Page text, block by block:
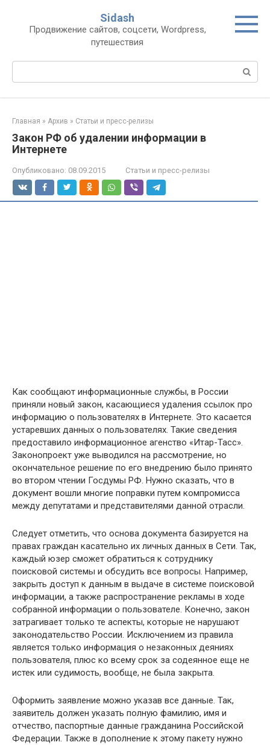
контенту
Sidash
Продвижение сайтов, соцсети, Wordpress,
путешествия
Главная » Архив » Статьи и пресс-релизы
Закон РФ об удалении информации в
Интернете
Опубликовано: 08.09.2015 Статьи и пресс-релизы
Как сообщают информационные службы, в России
приняли новый закон, касающиеся удаления ссылок про
информацию о пользователях в Интернете. Это касается
устаревших данных о пользователях. Такие сведения
предоставило информационное агенство «Итар-Тасс».
Законопроект уже выводился на рассмотрение, но
окончательное решение по его внедрению было принято
во втором чтении Госдумы РФ. Нужно сказать, что в
документ вошли многие поправки путем компромисса
между депутатами и представителями данной отрасли.
Следует отметить, что основа документа базируется на
правах граждан касательно их личных данных в Сети. Так,
каждый юзер сможет обратиться к сотруднику
поисковой системы и обсудить все вопросы. Например,
закрыть доступ к данным в выдаче в системе поисковой
информации, а также распространение рекламы в ходе
собранной информации о пользователе. Конечно, закон
затрагивает только те аспекты, которые не нарушают
законодательство России. Исключением из правила
является только информация о незаконных деяниях
пользователя, плюс ко всему срок за содеянное еще не
истек или судимость, вообще, не была закрыта.
Оформить заявление можно указав все данные. Так,
заявитель должен указать полную фамилию, имя и
отчество, паспортные данные гражданина Российской
Федерации. Также в дополнение к этому пакету нужно